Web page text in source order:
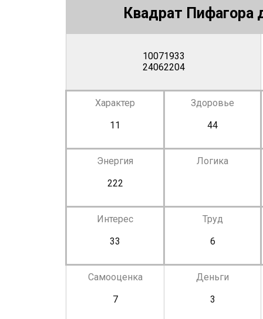
Квадрат Пифагора
10071933
24062204
Характер
11
Здоровье
44
Энергия
222
Логика
Интерес
33
Труд
6
Самооценка
7
Деньги
3